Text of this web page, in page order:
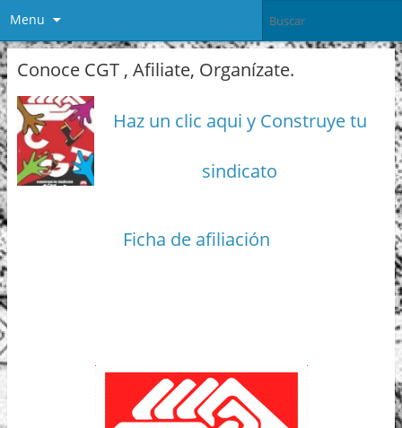
Menu
Conoce CGT , Afiliate, Organízate.
Haz un clic aqui y Construye tu
sindicato
Ficha de afiliación